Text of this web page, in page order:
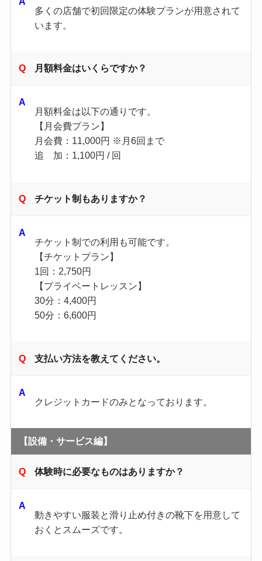
多くの店舗で初回限定の体験プランが用意されて
います。
月額料金はいくらですか？
月額料金は以下の通りです。
【月会費プラン】
月会費：11,000円 ※月6回まで
追 加：1,100円 / 回
チケット制もありますか？
チケット制での利用も可能です。
【チケットプラン】
1回：2,750円
【プライベートレッスン】
30分：4,400円
50分：6,600円
支払い方法を教えてください。
クレジットカードのみとなっております。
【設備・サービス編】
体験時に必要なものはありますか？
動きやすい服装と滑り止め付きの靴下を用意して
おくとスムーズです。